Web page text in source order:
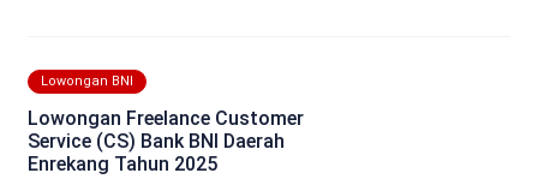
Lowongan BNI
Lowongan Freelance Customer
Service (CS) Bank BNI Daerah
Enrekang Tahun 2025